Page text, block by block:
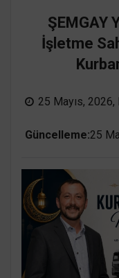
ŞEMGAY
İşletme
25 Mayıs,
Güncelleme:25